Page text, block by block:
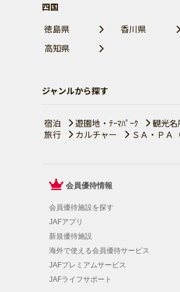
四国
徳島県
香川県
高知県
ジャンルから探す
宿泊 遊園地・ﾃｰﾏﾊﾟｰｸ 観光名
旅行
カルチャー ＳＡ・ＰＡ
会員優待情報
会員優待施設を探す
JAFアプリ
新規優待施設
海外で使える会員優待サービス
JAFプレミアムサービス
JAFライフサポート